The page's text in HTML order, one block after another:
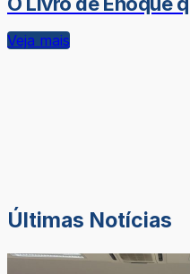
Veja mais
Últimas Notícias